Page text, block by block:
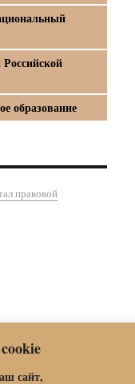
сайт,
образование
правовой